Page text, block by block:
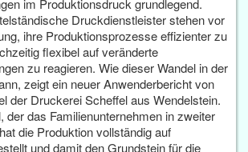
im Produktionsdruck grundlegend.
Druckdienstleister stehen vor
ihre Produktionsprozesse effizienter zu
flexibel auf veränderte
zu reagieren. Wie dieser Wandel in der
zeigt ein neuer Anwenderbericht von
der Druckerei Scheffel aus Wendelstein.
der das Familienunternehmen in zweiter
die Produktion vollständig auf
und damit den Grundstein für die